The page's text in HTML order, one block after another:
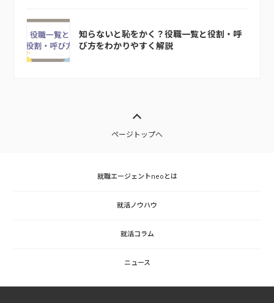
知らないと恥をかく？役職一覧と役割・呼
び方をわかりやすく解説
ページトップへ
就職エージェントneoとは
就活ノウハウ
就活コラム
ニュース